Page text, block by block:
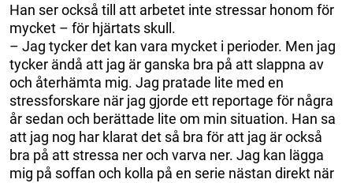
Han ser också till att arbetet inte stressar honom för
mycket – för hjärtats skull.
– Jag tycker det kan vara mycket i perioder. Men jag
tycker ändå att jag är ganska bra på att slappna av
och återhämta mig. Jag pratade lite med en
stressforskare när jag gjorde ett reportage för några
år sedan och berättade lite om min situation. Han sa
att jag nog har klarat det så bra för att jag är också
bra på att stressa ner och varva ner. Jag kan lägga
mig på soffan och kolla på en serie nästan direkt när